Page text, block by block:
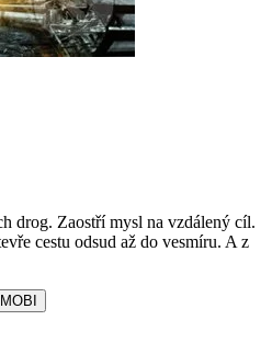
drog. Zaostří mysl na vzdálený cíl.
cestu odsud až do vesmíru. A z
MOBI